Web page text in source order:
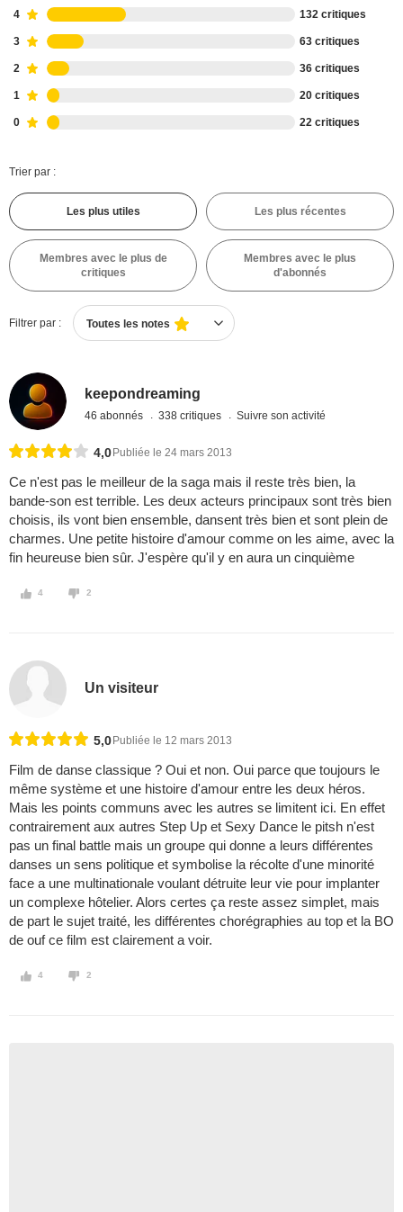
4 132 critiques
3 63 critiques
2 36 critiques
1 20 critiques
0 22 critiques
Trier par :
Les plus utiles Les plus récentes
Membres avec le plus de
critiques
Membres avec le plus
d'abonnés
Filtrer par : Toutes les notes
keepondreaming
46 abonnés 338 critiques Suivre son activité
4,0 Publiée le 24 mars 2013
Ce n'est pas le meilleur de la saga mais il reste très bien, la
bande-son est terrible. Les deux acteurs principaux sont très bien
choisis, ils vont bien ensemble, dansent très bien et sont plein de
charmes. Une petite histoire d'amour comme on les aime, avec la
fin heureuse bien sûr. J'espère qu'il y en aura un cinquième
4 2
Un visiteur
5,0 Publiée le 12 mars 2013
Film de danse classique ? Oui et non. Oui parce que toujours le
même système et une histoire d'amour entre les deux héros.
Mais les points communs avec les autres se limitent ici. En effet
contrairement aux autres Step Up et Sexy Dance le pitsh n'est
pas un final battle mais un groupe qui donne a leurs différentes
danses un sens politique et symbolise la récolte d'une minorité
face a une multinationale voulant détruite leur vie pour implanter
un complexe hôtelier. Alors certes ça reste assez simplet, mais
de part le sujet traité, les différentes chorégraphies au top et la BO
de ouf ce film est clairement a voir.
4 2